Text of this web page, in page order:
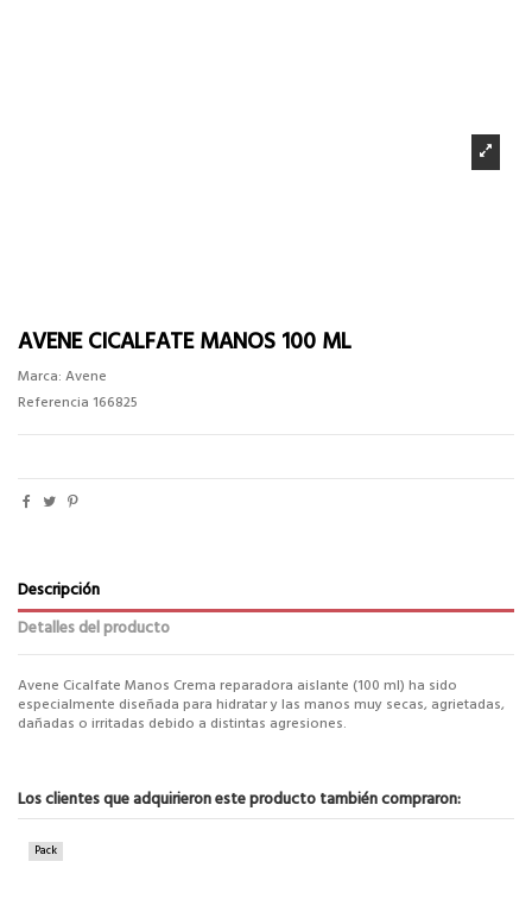
AVENE CICALFATE MANOS 100 ML
Marca: Avene
Referencia 166825
Descripción
Detalles del producto
Avene Cicalfate Manos Crema reparadora aislante (100 ml) ha sido
especialmente diseñada para hidratar y las manos muy secas, agrietadas,
dañadas o irritadas debido a distintas agresiones.
Los clientes que adquirieron este producto también compraron:
Pack